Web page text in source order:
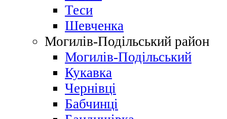
Теси
Шевченка
Могилів-Подільський район
Могилів-Подільський
Кукавка
Чернівці
Бабчинці